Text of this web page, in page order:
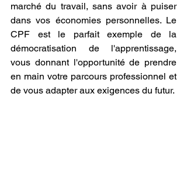
marché du travail, sans avoir à puiser
dans vos économies personnelles. Le
CPF est le parfait exemple de la
démocratisation de l'apprentissage,
vous donnant l'opportunité de prendre
en main votre parcours professionnel et
de vous adapter aux exigences du futur.